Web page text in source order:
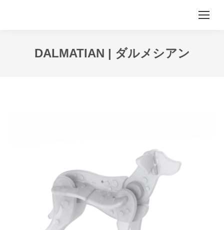
DALMATIAN | ダルメシアン